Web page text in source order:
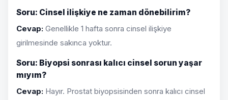
Soru: Cinsel ilişkiye ne zaman dönebilirim?
Cevap: Genellikle 1 hafta sonra cinsel ilişkiye
girilmesinde sakınca yoktur.
Soru: Biyopsi sonrası kalıcı cinsel sorun yaşar
mıyım?
Cevap: Hayır. Prostat biyopsisinden sonra kalıcı cinsel